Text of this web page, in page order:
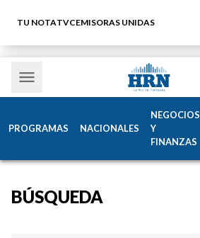
TU NOTATVCEMISORAS UNIDAS
PROGRAMAS NACIONALES
NEGOCIOS
Y
FINANZAS
BÚSQUEDA